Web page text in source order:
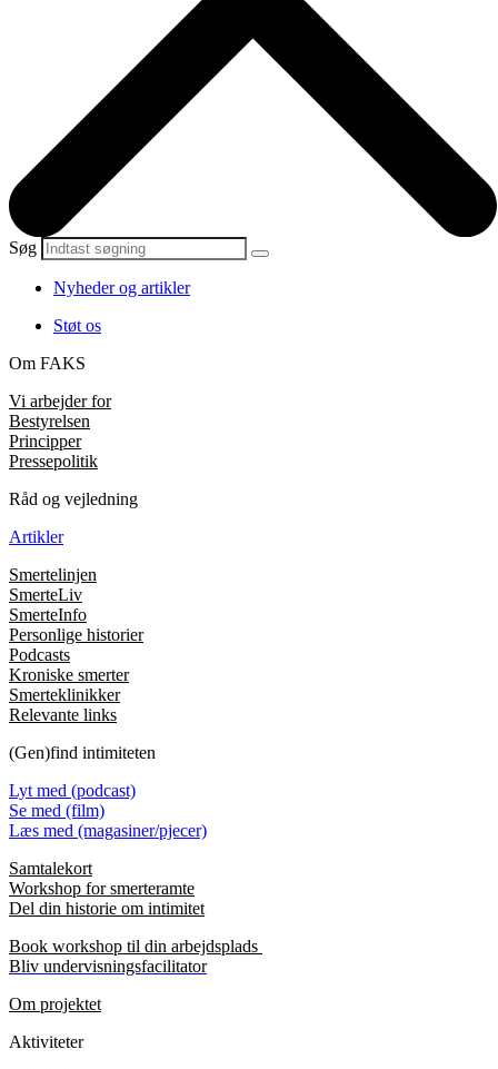
Søg
Nyheder og artikler
Støt os
Om FAKS
Vi arbejder for
Bestyrelsen
Principper
Pressepolitik
Råd og vejledning
Artikler
Smertelinjen
SmerteLiv
SmerteInfo
Personlige historier
Podcasts
Kroniske smerter
Smerteklinikker
Relevante links
(Gen)find intimiteten
Lyt med (podcast)
Se med (film)
Læs med (magasiner/pjecer)
Samtalekort
Workshop for smerteramte
Del din historie om intimitet
Book workshop til din arbejdsplads
Bliv undervisningsfacilitator
Om projektet
Aktiviteter